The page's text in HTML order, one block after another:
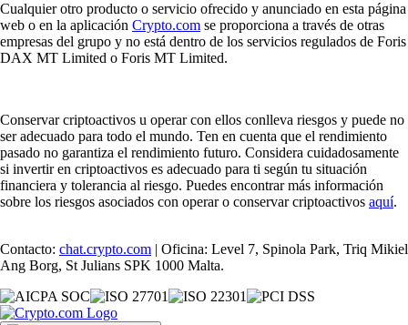
Cualquier otro producto o servicio ofrecido y anunciado en esta página
web o en la aplicación Crypto.com se proporciona a través de otras
empresas del grupo y no está dentro de los servicios regulados de Foris
DAX MT Limited o Foris MT Limited.
Conservar criptoactivos u operar con ellos conlleva riesgos y puede no
ser adecuado para todo el mundo. Ten en cuenta que el rendimiento
pasado no garantiza el rendimiento futuro. Considera cuidadosamente
si invertir en criptoactivos es adecuado para ti según tu situación
financiera y tolerancia al riesgo. Puedes encontrar más información
sobre los riesgos asociados con operar o conservar criptoactivos aquí.
Contacto: chat.crypto.com | Oficina: Level 7, Spinola Park, Triq Mikiel
Ang Borg, St Julians SPK 1000 Malta.